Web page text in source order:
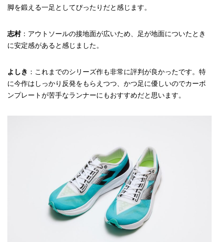
脚を鍛える一足としてぴったりだと感じます。
志村：アウトソールの接地面が広いため、足が地面についたとき
に安定感があると感じました。
よしき ：これまでのシリーズ作も非常に評判が良かったです。特
に今作はしっかり反発をもらえつつ、かつ足に優しいのでカーボ
ンプレートが苦手なランナーにもおすすめだと思います。